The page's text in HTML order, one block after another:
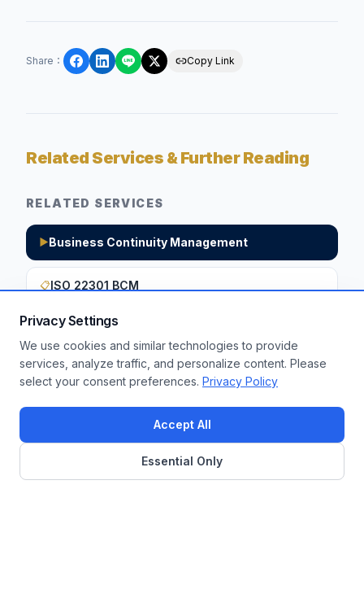
Privacy Settings
We use cookies and similar technologies to provide
services, analyze traffic, and personalize content. Please
select your consent preferences. Privacy Policy
Accept All
Essential Only
Share ： Copy Link
Related Services & Further Reading
RELATED SERVICES
▶Business Continuity Management
📋ISO 22301 BCM
Want to apply these insights to your
enterprise?
Get a Free Assessment